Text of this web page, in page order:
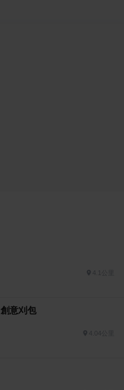
4.1公里
意刈包
4.04公里